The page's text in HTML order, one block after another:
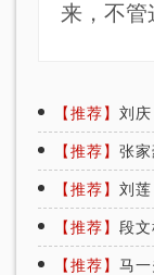
来，不管
【推荐】 刘
【推荐】 张
【推荐】 刘
【推荐】 段
【推荐】 马